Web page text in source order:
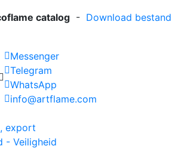
catalog - Download bestand
Messenger
Telegram
WhatsApp
info@artflame.com
export
- Veiligheid